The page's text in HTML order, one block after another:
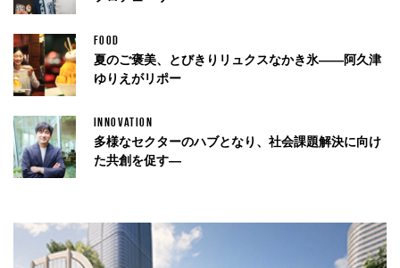
FOOD
夏のご褒美、とびきりリュクスなかき氷——阿久津
ゆりえがリポー
INNOVATION
多様なセクターのハブとなり、社会課題解決に向け
た共創を促す—